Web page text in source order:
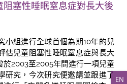
EN
塞性睡眠窒息症對長大後
小組進行全球首個為期10年的兒
估兒童阻塞性睡眠窒息症與長大
於2003至2005年間進行一項兒童
研究，今次研究便邀請並跟進了